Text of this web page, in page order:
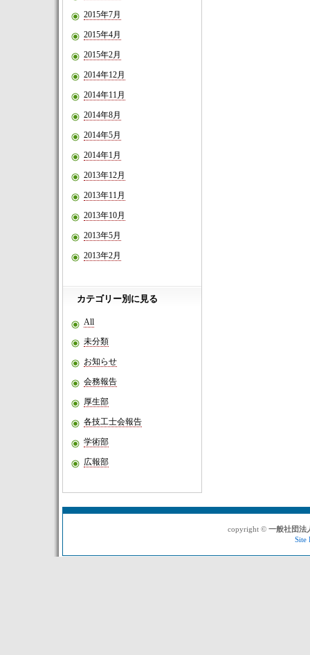
2015年7月
2015年4月
2015年2月
2014年12月
2014年11月
2014年8月
2014年5月
2014年1月
2013年12月
2013年11月
2013年10月
2013年5月
2013年2月
カテゴリー別に見る
All
未分類
お知らせ
会務報告
厚生部
各技工士会報告
学術部
広報部
copyright © 一般社団
Site